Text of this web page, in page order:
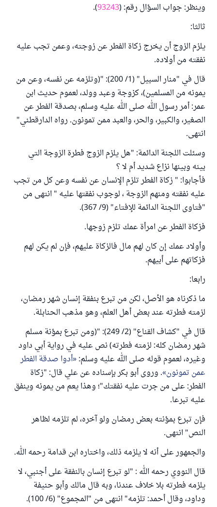
وينظر: جواب السؤال رقم: (93243
).
ثالثا:
يلزم الزوج أن يخرج زكاة الفطر عن زوجته، وعمن تجب عليه
نفقته من أولاده.
قال في "منار السبيل" (1/ 200): "(وتلزمه عن نفسه، وعن من
يمونه من المسلمين)، كزوجة وعبد وولد، لعموم حديث ابن
عمر: أمر رسول الله صلى الله عليه وسلم، بصدقة الفطر عن
الصغير، والكبير، والحر، والعبد ممن تمونون. رواه الدارقطني"
انتهى.
وسئلت اللجنة الدائمة: "هل يلزم الزوج فطرة الزوجة التي
بينه وبينها نزاع شديد أم لا ؟
فأجابوا: " زكاة الفطر تلزم الإنسان عن نفسه وعن كل من تجب
عليه نفقته ومنهم الزوجة ، لوجوب نفقتها عليه " انتهى من
"فتاوى اللجنة الدائمة للإفتاء" (9/ 367).
فزكاة الفطر عن امرأة عمك تلزم زوجها.
وأولاد عمك إن كان لهم مال فالزكاة عليهم، فإن لم يكن لهم
فزكاتهم على أبيهم.
رابعا:
ما ذكرناه هو الأصل، لكن من تبرع بنفقة إنسان شهر رمضان،
لزمته فطرته عند بعض أهل العلم، وهو مذهب الحنابلة.
قال في "كشاف القناع" (2/ 249): "(ومن تبرع بمؤنة مسلم
شهر رمضان كله: لزمته فطرته) نص عليه في رواية أبي داود
وغيره، لعموم قوله صلى الله عليه وسلم: أدوا صدقة الفطر
عمن تمونون . وروى أبو بكر بإسناده عن علي قال: "زكاة
الفطر: على من جرت عليه نفقتك"؛ وهذا يعم من يمونه وينفق
عليه تبرعا.
فإن تبرع بمؤنته بعض رمضان ولو آخره، لم تلزمه لظاهر
النص" انتهى.
والجمهور على أنه لا يلزمه ذلك، واختاره ابن قدامة رحمه الله.
قال النووي رحمه الله : "لو تبرع إنسان بالنفقة على أجنبي، لا
يلزمه فطرته بلا خلاف عندنا، وبه قال مالك وأبو حنيفة
وداود، وقال أحمد: تلزمه" انتهى من "المجموع" (6/ 100).